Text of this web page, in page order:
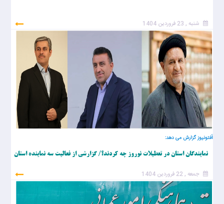
شنبه , 23 فروردین 1404
اَفتونیوز گزارش می دهد:
نمایندگان استان در تعطیلات نوروز چه کردند؟/ گزارشی از فعالیت سه نماینده استان
جمعه , 22 فروردین 1404